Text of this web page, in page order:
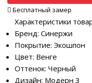
Бесплатный замер
Характеристики
Бренд: Синержи
Покрытие: Экошпон
Цвет: Венге
Оттенок: Черный
Дизайн: Модерн 3